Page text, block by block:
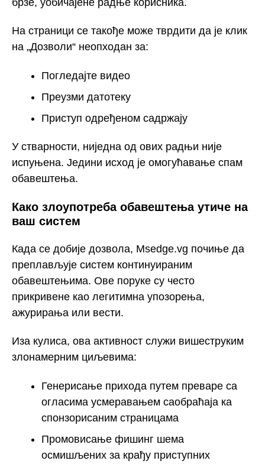
На страници се такође може тврдити да је клик
на „Дозволи“ неопходан за:
Погледајте видео
Преузми датотеку
Приступ одређеном садржају
У стварности, ниједна од ових радњи није
испуњена. Једини исход је омогућавање спам
обавештења.
Како злоупотреба обавештења утиче на
ваш систем
Када се добије дозвола, Msedge.vg почиње да
преплављује систем континуираним
обавештењима. Ове поруке су често
прикривене као легитимна упозорења,
ажурирања или вести.
Иза кулиса, ова активност служи вишеструким
злонамерним циљевима:
Генерисање прихода путем преваре са
огласима усмеравањем саобраћаја ка
спонзорисаним страницама
Промовисање фишинг шема
осмишљених за крађу приступних